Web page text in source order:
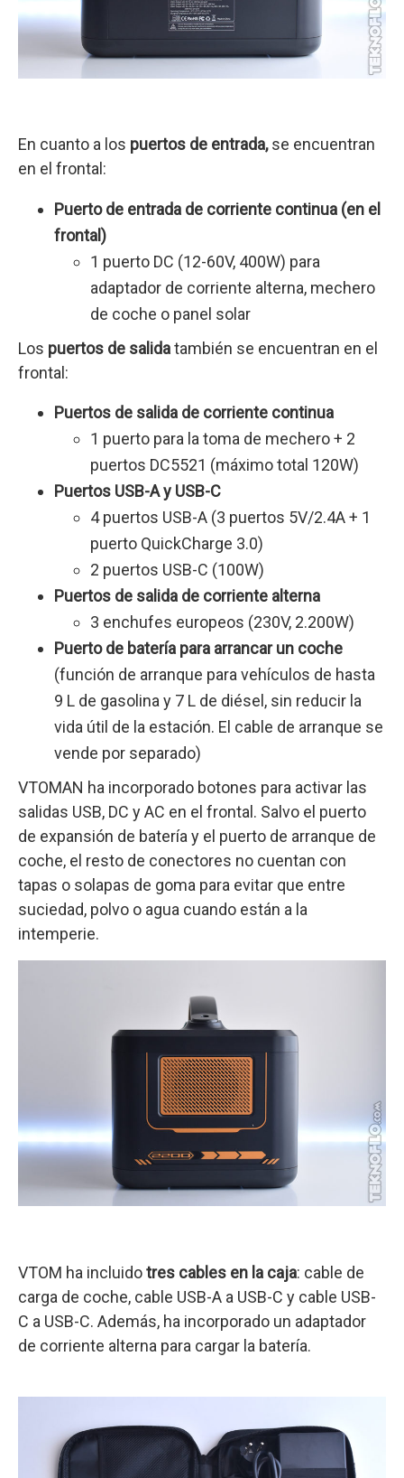
En cuanto a los puertos de entrada,se encuentran
en el frontal:
Puerto de entrada de corriente continua (en el
frontal)
1 puerto DC (12-60V, 400W) para
adaptador de corriente alterna, mechero
de coche o panel solar
Los puertos de salidatambién se encuentran en el
frontal:
Puertos de salida de corriente continua
1 puerto para la toma de mechero + 2
puertos DC5521 (máximo total 120W)
Puertos USB-A y USB-C
4 puertos USB-A (3 puertos 5V/2.4A + 1
puerto QuickCharge 3.0)
2 puertos USB-C (100W)
Puertos de salida de corriente alterna
3 enchufes europeos (230V, 2.200W)
Puerto de batería para arrancar un coche
(función de arranque para vehículos de hasta
9 L de gasolina y 7 L de diésel, sin reducir la
vida útil de la estación. El cable de arranque se
vende por separado)
VTOMAN ha incorporado botones para activar las
salidas USB, DC y AC en el frontal. Salvo el puerto
de expansión de batería y el puerto de arranque de
coche, el resto de conectores no cuentan con
tapas o solapas de goma para evitar que entre
suciedad, polvo o agua cuando están a la
intemperie.
VTOM ha incluidotres cables en la caja: cable de
carga de coche, cable USB-A a USB-C y cable USB-
C a USB-C. Además, ha incorporado un adaptador
de corriente alterna para cargar la batería.